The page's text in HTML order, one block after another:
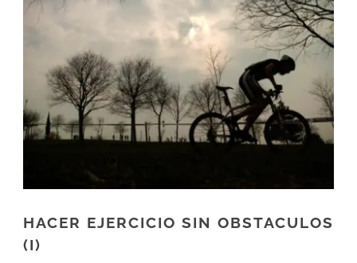
HACER EJERCICIO SIN OBSTACULOS
(I)